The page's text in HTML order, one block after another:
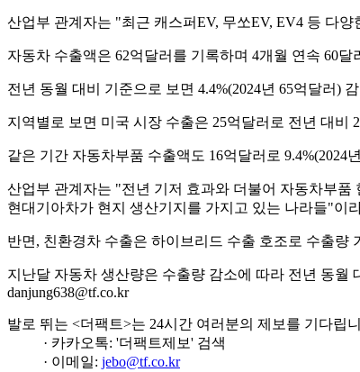
산업부 관계자는 "최근 캐스퍼EV, 무쏘EV, EV4 등 다
자동차 수출액은 62억달러를 기록하며 4개월 연속 60
전년 동월 대비 기준으로 보면 4.4%(2024년 65억달러)
지역별로 보면 미국 시장 수출은 25억달러로 전년 대
같은 기간 자동차부품 수출액도 16억달러로 9.4%(2024
산업부 관계자는 "전년 기저 효과와 더불어 자동차부
현대기아차가 현지 생산기지를 가지고 있는 나라들"이
반면, 친환경차 수출은 하이브리드 수출 호조로 수출량
지난달 자동차 생산량은 수출량 감소에 따라 전년 동월
danjung638@tf.co.kr
발로 뛰는 <더팩트>는 24시간 여러분의 제보를 기다립
· 카카오톡: '더팩트제보' 검색
· 이메일: jebo@tf.co.kr